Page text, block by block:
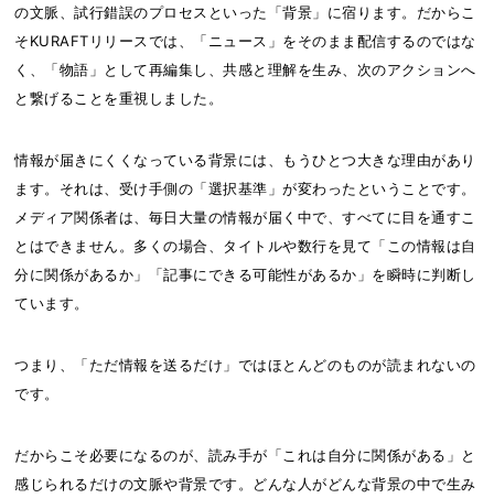
の文脈、試行錯誤のプロセスといった「背景」に宿ります。だからこ
そKURAFTリリースでは、「ニュース」をそのまま配信するのではな
く、「物語」として再編集し、共感と理解を生み、次のアクションへ
と繋げることを重視しました。
情報が届きにくくなっている背景には、もうひとつ大きな理由があり
ます。それは、受け手側の「選択基準」が変わったということです。
メディア関係者は、毎日大量の情報が届く中で、すべてに目を通すこ
とはできません。多くの場合、タイトルや数行を見て「この情報は自
分に関係があるか」「記事にできる可能性があるか」を瞬時に判断し
ています。
つまり、「ただ情報を送るだけ」ではほとんどのものが読まれないの
です。
だからこそ必要になるのが、読み手が「これは自分に関係がある」と
感じられるだけの文脈や背景です。どんな人がどんな背景の中で生み